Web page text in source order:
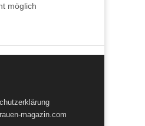
möglich
magazin.com